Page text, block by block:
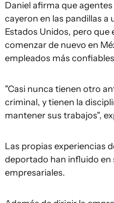
Daniel afirma que
cayeron en las pandillas a
Estados Unidos, pero que
comenzar de nuevo en
empleados más
"Casi nunca tienen otro
criminal, y tienen la
mantener sus trabajos",
Las propias experiencias
deportado han influido en
empresariales.